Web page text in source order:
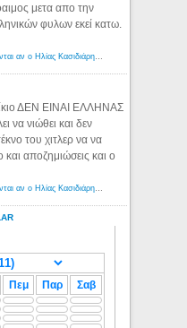
μετα απο την
φυλων εκεί κατω.
Αμερικανοί ρατσιστές αναρωτιούνται αν ο Ηλίας Κασιδιάρης ανήκει στη λευκή φυλή... - Λόγιος Ερμής
ΔΕΝ ΕΙΝΑΙ ΕΛΛΗΝΑΣ
να νιώθει και δεν
του χιτλερ να να
και αποζημιώσεις και ο
Αμερικανοί ρατσιστές αναρωτιούνται αν ο Ηλίας Κασιδιάρης ανήκει στη λευκή φυλή... - Λόγιος Ερμής
Πεμ Παρ Σαβ